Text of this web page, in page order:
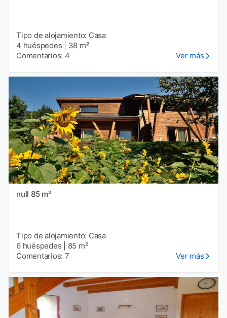
Tipo de alojamiento: Casa
4 huéspedes
38 m²
Comentarios: 4
Ver más
null 85 m²
Tipo de alojamiento: Casa
6 huéspedes
85 m²
Comentarios: 7
Ver más